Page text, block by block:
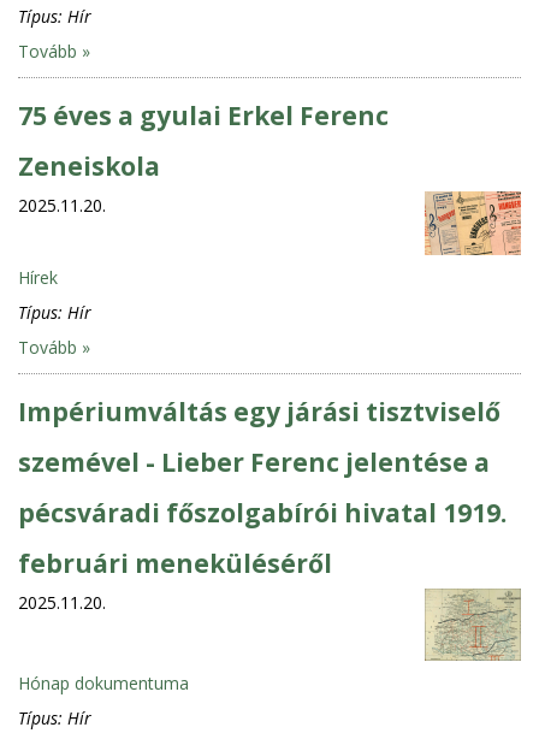
Típus: Hír
Tovább »
75 éves a gyulai Erkel Ferenc
Zeneiskola
2025.11.20.
Hírek
Típus: Hír
Tovább »
Impériumváltás egy járási tisztviselő
szemével - Lieber Ferenc jelentése a
pécsváradi főszolgabírói hivatal 1919.
februári meneküléséről
2025.11.20.
Hónap dokumentuma
Típus: Hír